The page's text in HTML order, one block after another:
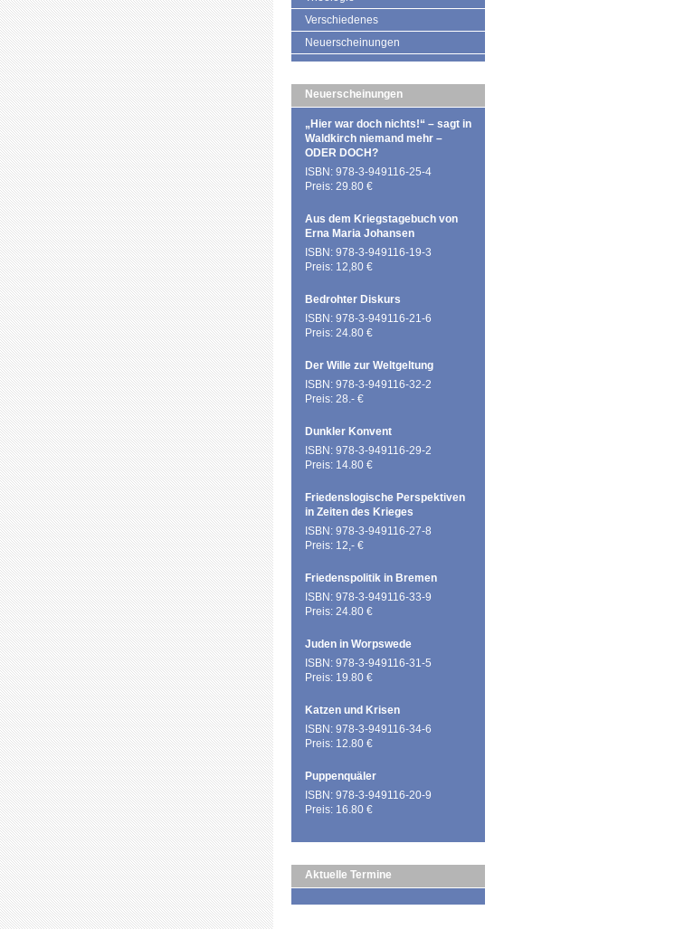
Verschiedenes
Neuerscheinungen
Neuerscheinungen
„Hier war doch nichts!“ – sagt in
Waldkirch niemand mehr –
ODER DOCH?
ISBN: 978-3-949116-25-4
Preis: 29.80 €
Aus dem Kriegstagebuch von
Erna Maria Johansen
ISBN: 978-3-949116-19-3
Preis: 12,80 €
Bedrohter Diskurs
ISBN: 978-3-949116-21-6
Preis: 24.80 €
Der Wille zur Weltgeltung
ISBN: 978-3-949116-32-2
Preis: 28.- €
Dunkler Konvent
ISBN: 978-3-949116-29-2
Preis: 14.80 €
Friedenslogische Perspektiven
in Zeiten des Krieges
ISBN: 978-3-949116-27-8
Preis: 12,- €
Friedenspolitik in Bremen
ISBN: 978-3-949116-33-9
Preis: 24.80 €
Juden in Worpswede
ISBN: 978-3-949116-31-5
Preis: 19.80 €
Katzen und Krisen
ISBN: 978-3-949116-34-6
Preis: 12.80 €
Puppenquäler
ISBN: 978-3-949116-20-9
Preis: 16.80 €
Aktuelle Termine